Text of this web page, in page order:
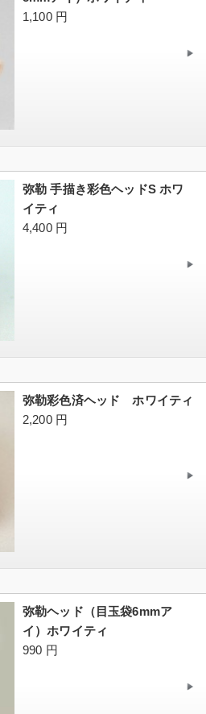
1,100 円
弥勒 手描き彩色ヘッドS ホワ
イティ
4,400 円
弥勒彩色済ヘッド ホワイティ
2,200 円
弥勒ヘッド（目玉袋6mmア
イ）ホワイティ
990 円